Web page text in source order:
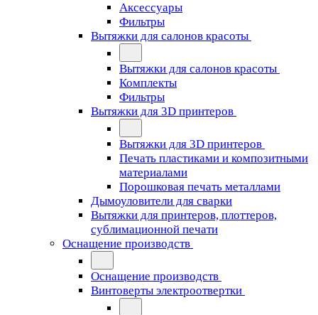
Аксессуары
Фильтры
Вытяжки для салонов красоты
Вытяжки для салонов красоты
Комплекты
Фильтры
Вытяжки для 3D принтеров
Вытяжки для 3D принтеров
Печать пластиками и композитными
материалами
Порошковая печать металлами
Дымоуловители для сварки
Вытяжки для принтеров, плоттеров,
сублимационной печати
Оснащение производств
Оснащение производств
Винтоверты электроотвертки